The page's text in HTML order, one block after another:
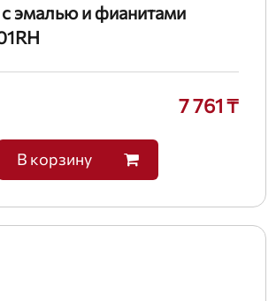
эмалью и фианитами
7 761 ₸
В корзину